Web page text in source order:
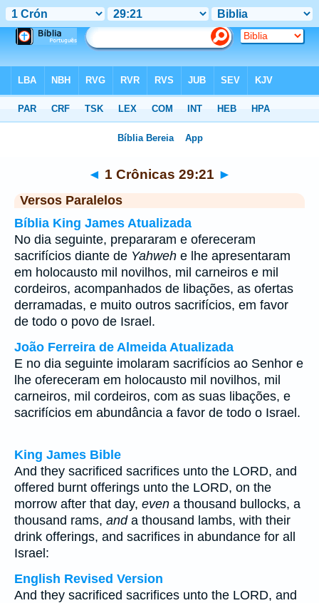
◄ 1 Crônicas 29:21 ►
Versos Paralelos
Bíblia King James Atualizada
No dia seguinte, prepararam e ofereceram
sacrifícios diante de Yahweh e lhe apresentaram
em holocausto mil novilhos, mil carneiros e mil
cordeiros, acompanhados de libações, as ofertas
derramadas, e muito outros sacrifícios, em favor
de todo o povo de Israel.
João Ferreira de Almeida Atualizada
E no dia seguinte imolaram sacrifícios ao Senhor e
lhe ofereceram em holocausto mil novilhos, mil
carneiros, mil cordeiros, com as suas libações, e
sacrifícios em abundância a favor de todo o Israel.
King James Bible
And they sacrificed sacrifices unto the LORD, and
offered burnt offerings unto the LORD, on the
morrow after that day, even a thousand bullocks, a
thousand rams, anda thousand lambs, with their
drink offerings, and sacrifices in abundance for all
Israel:
English Revised Version
And they sacrificed sacrifices unto the LORD, and